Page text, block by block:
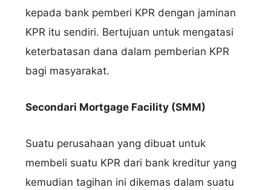
kepada bank pemberi KPR dengan jaminan
KPR itu sendiri. Bertujuan untuk mengatasi
keterbatasan dana dalam pemberian KPR
bagi masyarakat.
Secondari Mortgage Facility (SMM)
Suatu perusahaan yang dibuat untuk
membeli suatu KPR dari bank kreditur yang
kemudian tagihan ini dikemas dalam suatu